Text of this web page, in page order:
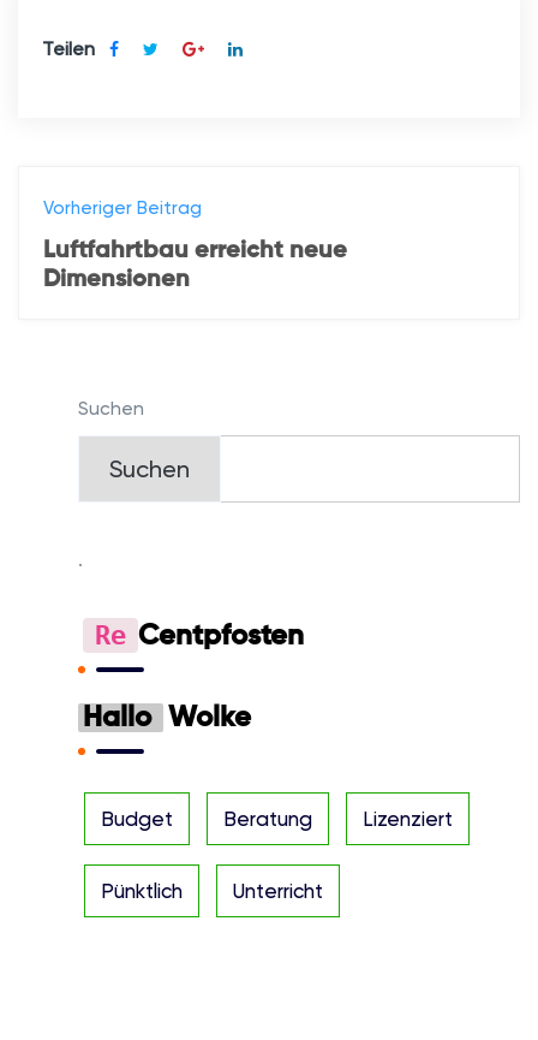
Teilen
Vorheriger Beitrag
Luftfahrtbau erreicht neue
Dimensionen
Suchen
Suchen
.
Re Centpfosten
Hallo Wolke
Budget Beratung Lizenziert
Pünktlich Unterricht